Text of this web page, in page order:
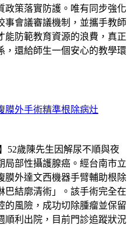
政策落實防護。唯有同步強化
事會議審議機制，並攜手教師
能防範教育資源的浪費，真正
，還給師生一個安心的教學環
膜外手術精準根除病灶
52歲陳先生因解尿不順與夜
局部性攝護腺癌。經台南市立
膜外達文西機器手臂輔助根除
巴結廓清術」。該手術完全在
的風險，成功切除腫瘤並保留
順利出院，目前門診追蹤狀況